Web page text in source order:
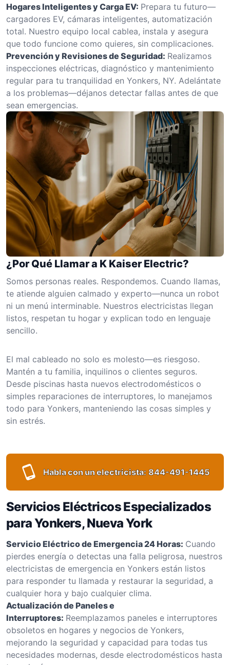
Hogares Inteligentes y Carga EV: Prepara tu futuro—
cargadores EV, cámaras inteligentes, automatización
total. Nuestro equipo local cablea, instala y asegura
que todo funcione como quieres, sin complicaciones.
Prevención y Revisiones de Seguridad: Realizamos
inspecciones eléctricas, diagnóstico y mantenimiento
regular para tu tranquilidad en Yonkers, NY. Adelántate
a los problemas—déjanos detectar fallas antes de que
sean emergencias.
¿Por Qué Llamar a K Kaiser Electric?
Somos personas reales. Respondemos. Cuando llamas,
te atiende alguien calmado y experto—nunca un robot
ni un menú interminable. Nuestros electricistas llegan
listos, respetan tu hogar y explican todo en lenguaje
sencillo.
El mal cableado no solo es molesto—es riesgoso.
Mantén a tu familia, inquilinos o clientes seguros.
Desde piscinas hasta nuevos electrodomésticos o
simples reparaciones de interruptores, lo manejamos
todo para Yonkers, manteniendo las cosas simples y
sin estrés.
Habla con un electricista: 844-491-1445
Servicios Eléctricos Especializados
para Yonkers, Nueva York
Servicio Eléctrico de Emergencia 24 Horas: Cuando
pierdes energía o detectas una falla peligrosa, nuestros
electricistas de emergencia en Yonkers están listos
para responder tu llamada y restaurar la seguridad, a
cualquier hora y bajo cualquier clima.
Actualización de Paneles e
Interruptores: Reemplazamos paneles e interruptores
obsoletos en hogares y negocios de Yonkers,
mejorando la seguridad y capacidad para todas tus
necesidades modernas, desde electrodomésticos hasta